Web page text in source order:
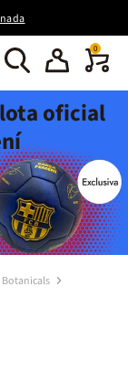
0
oficial
Botanicals